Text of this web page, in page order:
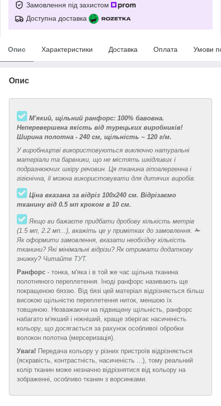
Замовлення під захистом
Доступна доставка
Опис Характеристики Доставка Оплата Умови
Опис
М'який, щільний ранфорс: 100% бавовна.
Неперевершена якість від турецьких виробників!
Ширина полотна - 240 см, щільність ~ 120 г/м.
У виробництві використовуються виключно натуральні
матеріали та барвники, що не містять шкідливих і
подразнюючих шкіру речовин. Ця тканина гіпоалергенна і
гігієнічна, її можна використовувати для дитячих виробів.
Ціна вказана за відріз 100х240 см. Відрізаємо
тканину від 0.5 мп кроком в 10 см.
Якщо ви бажаєте придбати дробову кількість метрів
(1.5 мп, 2.2 мп...), вкажіть це у примітках до замовлення. ✁
Як оформити замовлення, вказати необхідну кількість
тканини? Які мінімальні відрізи? Як отримати додаткову
знижку? Читайте ТУТ.
Ранфорс - тонка, м'яка і в той же час щільна тканина
полотняного переплетення. Іноді ранфорс називають ще
покращеною бяззю. Від бязі цей матеріал відрізняється більш
високою щільністю переплетення ниток, меншою їх
товщиною. Незважаючи на підвищену щільність, ранфорс
набагато м'якший і ніжніший, краще зберігає насиченість
кольору, що досягається за рахунок особливої обробки
волокон полотна (мерсеризація).
Увага! Передача кольору у різних пристроїв відрізняється
(яскравість, контрастність, насиченість ...), тому реальний
колір тканин може незначно відрізнятися від кольору на
зображенні, особливо тканин з ворсинками.